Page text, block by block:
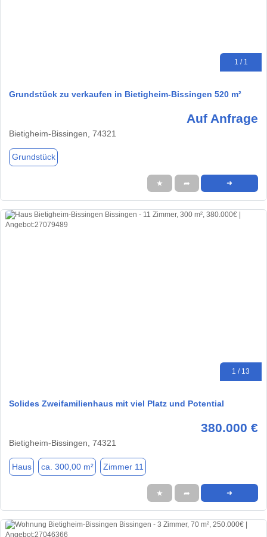
1 / 1
Grundstück zu verkaufen in Bietigheim-Bissingen 520 m²
Auf Anfrage
Bietigheim-Bissingen, 74321
Grundstück
★ ➦ ➜
1 / 13
Solides Zweifamilienhaus mit viel Platz und Potential
380.000 €
Bietigheim-Bissingen, 74321
Haus ca. 300,00 m² Zimmer 11
★ ➦ ➜